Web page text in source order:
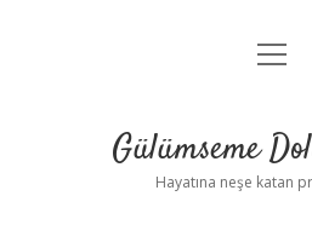
Anasayfa
Yasal
Gülümseme
Hayatına neşe katan